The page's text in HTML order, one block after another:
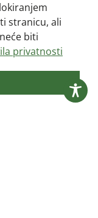
stranicu, ali
biti
privatnosti